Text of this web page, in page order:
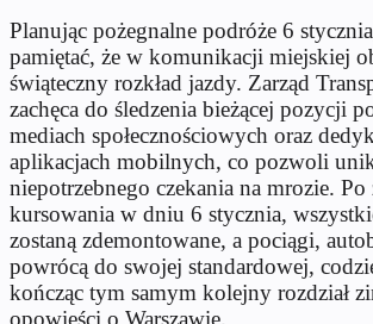
Planując pożegnalne podróże 6
pamiętać, że w komunikacji miejskiej
świąteczny rozkład jazdy. Zarząd
zachęca do śledzenia bieżącej pozycji
mediach społecznościowych oraz
aplikacjach mobilnych, co pozwoli
niepotrzebnego czekania na mrozie. Po
kursowania w dniu 6 stycznia,
zostaną zdemontowane, a pociągi,
powrócą do swojej standardowej,
kończąc tym samym kolejny rozdział
opowieści o Warszawie.